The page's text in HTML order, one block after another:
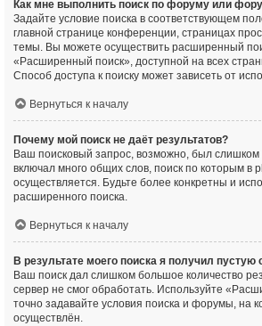
Как мне выполнить поиск по форуму или
Задайте условие поиска в соответствующем
главной странице конференции, страницах
темы. Вы можете осуществить расширенный
«Расширенный поиск», доступной на всех
Способ доступа к поиску может зависеть от
Вернуться к началу
Почему мой поиск не даёт результатов?
Ваш поисковый запрос, возможно, был
включал много общих слов, поиск по которым в
осуществляется. Будьте более конкретны и
расширенного поиска.
Вернуться к началу
В результате моего поиска я получил пустую
Ваш поиск дал слишком большое количество
сервер не смог обработать. Используйте
точно задавайте условия поиска и форумы, на
осуществлён.